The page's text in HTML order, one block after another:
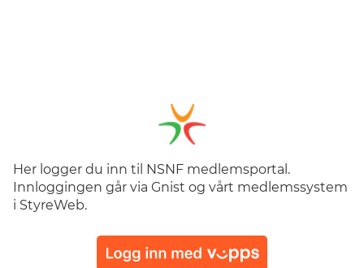
Her logger du inn til NSNF medlemsportal.
Innloggingen går via Gnist og vårt medlemssystem
i StyreWeb.